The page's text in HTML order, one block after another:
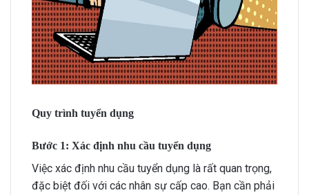
Quy trình tuyển dụng
Bước 1: Xác định nhu cầu tuyển dụng
Việc xác định nhu cầu tuyển dụng là rất quan trọng,
đặc biệt đối với các nhân sự cấp cao. Bạn cần phải